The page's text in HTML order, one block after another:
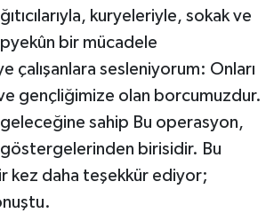
kuryeleriyle, sokak ve
bir mücadele
sesleniyorum: Onları
gençliğimize olan borcumuzdur.
sahip Bu operasyon,
birisidir. Bu
kez daha teşekkür ediyor;